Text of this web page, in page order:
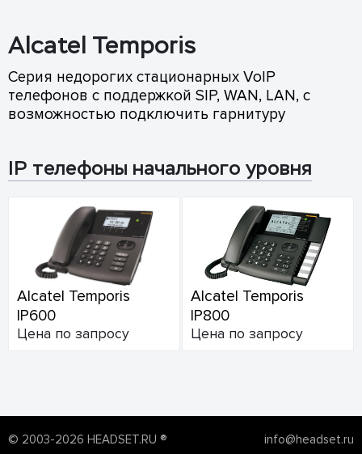
Alcatel Temporis
Серия недорогих стационарных VoIP
телефонов с поддержкой SIP, WAN, LAN, с
возможностью подключить гарнитуру
IP телефоны начального уровня
Alcatel Temporis
IP600
Цена по запросу
Alcatel Temporis
IP800
Цена по запросу
© 2003-2026 HEADSET.RU ® info@headset.ru